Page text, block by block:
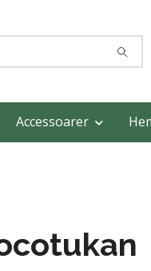
Accessoarer